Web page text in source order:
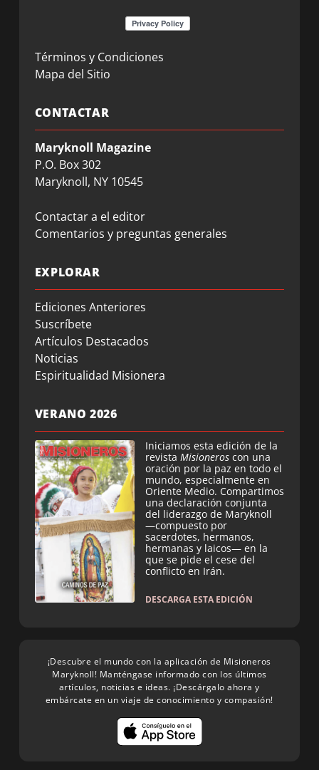
Términos y Condiciones
Mapa del Sitio
CONTACTAR
Maryknoll Magazine
P.O. Box 302
Maryknoll, NY 10545
Contactar a el editor
Comentarios y preguntas generales
EXPLORAR
Ediciones Anteriores
Suscríbete
Artículos Destacados
Noticias
Espiritualidad Misionera
VERANO 2026
Iniciamos esta edición de la
revista Misioneros con una
oración por la paz en todo el
mundo, especialmente en
Oriente Medio. Compartimos
una declaración conjunta
del liderazgo de Maryknoll
—compuesto por
sacerdotes, hermanos,
hermanas y laicos— en la
que se pide el cese del
conflicto en Irán.
DESCARGA ESTA EDICIÓN
¡Descubre el mundo con la aplicación de Misioneros
Maryknoll! Manténgase informado con los últimos
artículos, noticias e ideas. ¡Descárgalo ahora y
embárcate en un viaje de conocimiento y compasión!